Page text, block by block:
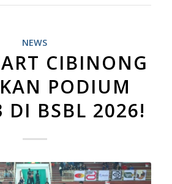
NEWS
CIBINONG
PODIUM
DI BSBL 2026!